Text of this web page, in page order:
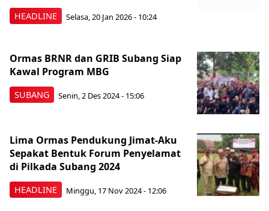
HEADLINE Selasa, 20 Jan 2026 - 10:24
SUBANG
Ormas BRNR dan GRIB Subang Siap
Kawal Program MBG
Senin, 2 Des 2024 - 15:06
HEADLINE
Lima Ormas Pendukung Jimat-Aku
Sepakat Bentuk Forum Penyelamat
di Pilkada Subang 2024
Minggu, 17 Nov 2024 - 12:06